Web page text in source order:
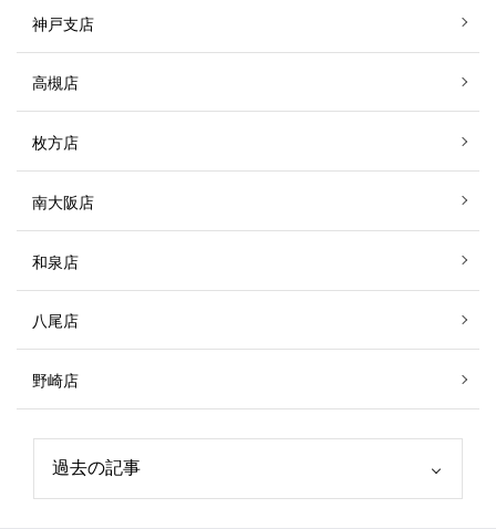
神戸支店
高槻店
枚方店
南大阪店
和泉店
八尾店
野崎店